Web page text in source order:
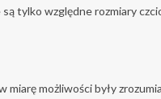
tylko względne rozmiary
możliwości były